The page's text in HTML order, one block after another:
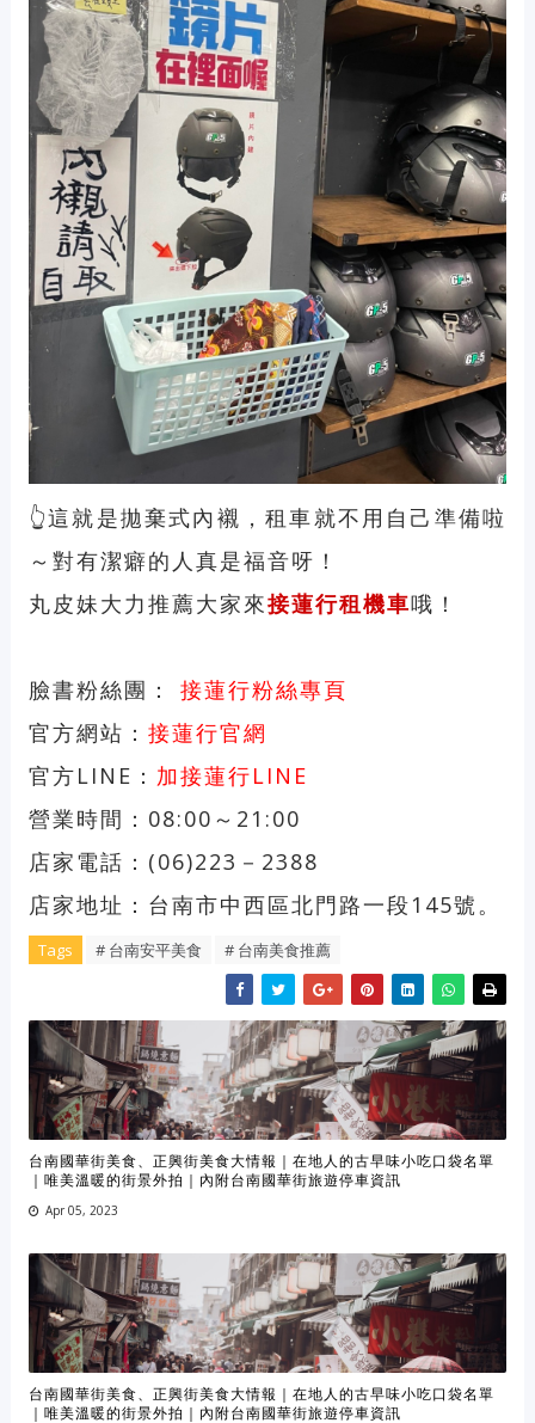
👆這就是拋棄式內襯，租車就不用自己準備啦
～對有潔癖的人真是福音呀！
丸皮妹大力推薦大家來接蓮行租機車哦！
臉書粉絲團： 接蓮行粉絲專頁
官方網站： 接蓮行官網
官方LINE： 加接蓮行LINE
營業時間：08:00～21:00
店家電話：(06)223－2388
店家地址：台南市中西區北門路一段145號。
Tags # 台南安平美食 # 台南美食推薦
台南國華街美食、正興街美食大情報｜在地人的古早味小吃口袋名單
｜唯美溫暖的街景外拍｜內附台南國華街旅遊停車資訊
Apr 05, 2023
台南國華街美食、正興街美食大情報｜在地人的古早味小吃口袋名單
｜唯美溫暖的街景外拍｜內附台南國華街旅遊停車資訊